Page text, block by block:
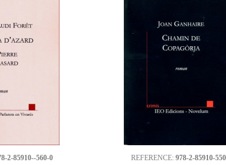
2-85910--560-0 REFERENCE: 978-2-85910-